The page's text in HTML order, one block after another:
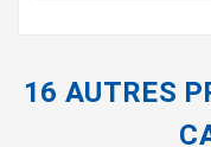
16 AUTRES